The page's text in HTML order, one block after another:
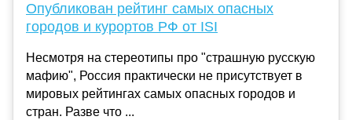
Опубликован рейтинг самых опасных
городов и курортов РФ от ISI
Несмотря на стереотипы про "страшную русскую
мафию", Россия практически не присутствует в
мировых рейтингах самых опасных городов и
стран. Разве что ...